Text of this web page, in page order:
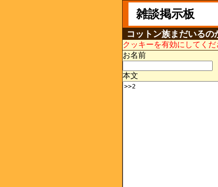
雑談掲示板
コットン族まだいるの
クッキーを有効にしてくだ
お名前
本文